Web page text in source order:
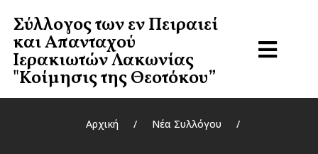
Σύλλογος των εν Πειραιεί
και Απανταχού
Ιερακιωτών Λακωνίας
"Κοίμησις της Θεοτόκου”
Αρχική / Νέα Συλλόγου /
Σύλλογος των Εν Πειραιεί
Και Απανταχού
Ιερακιωτών Λακωνίας
"Κοίμησις Της Θεοτόκου”